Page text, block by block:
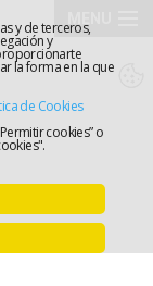
y de terceros,
y
la forma en la que
de Cookies
cookies” o
Elkargoa
Lanaren